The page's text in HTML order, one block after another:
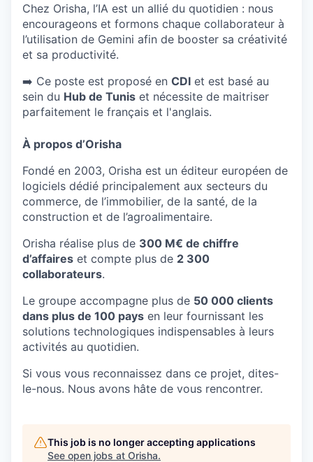
Chez Orisha, l’IA est un allié du quotidien : nous
encourageons et formons chaque collaborateur à
l’utilisation de Gemini afin de booster sa créativité
et sa productivité.
➡️ Ce poste est proposé en CDI et est basé au
sein du Hub de Tunis et nécessite de maitriser
parfaitement le français et l'anglais.
À propos d’Orisha
Fondé en 2003, Orisha est un éditeur européen de
logiciels dédié principalement aux secteurs du
commerce, de l’immobilier, de la santé, de la
construction et de l’agroalimentaire.
Orisha réalise plus de 300 M€ de chiffre
d’affaires et compte plus de 2 300
collaborateurs.
Le groupe accompagne plus de 50 000 clients
dans plus de 100 pays en leur fournissant les
solutions technologiques indispensables à leurs
activités au quotidien.
Si vous vous reconnaissez dans ce projet, dites-
le-nous. Nous avons hâte de vous rencontrer.
This job is no longer accepting applications
See open jobs at Orisha.